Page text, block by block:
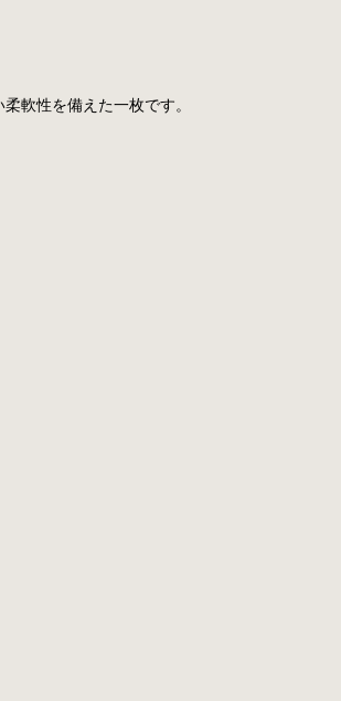
軟性を備えた一枚です。